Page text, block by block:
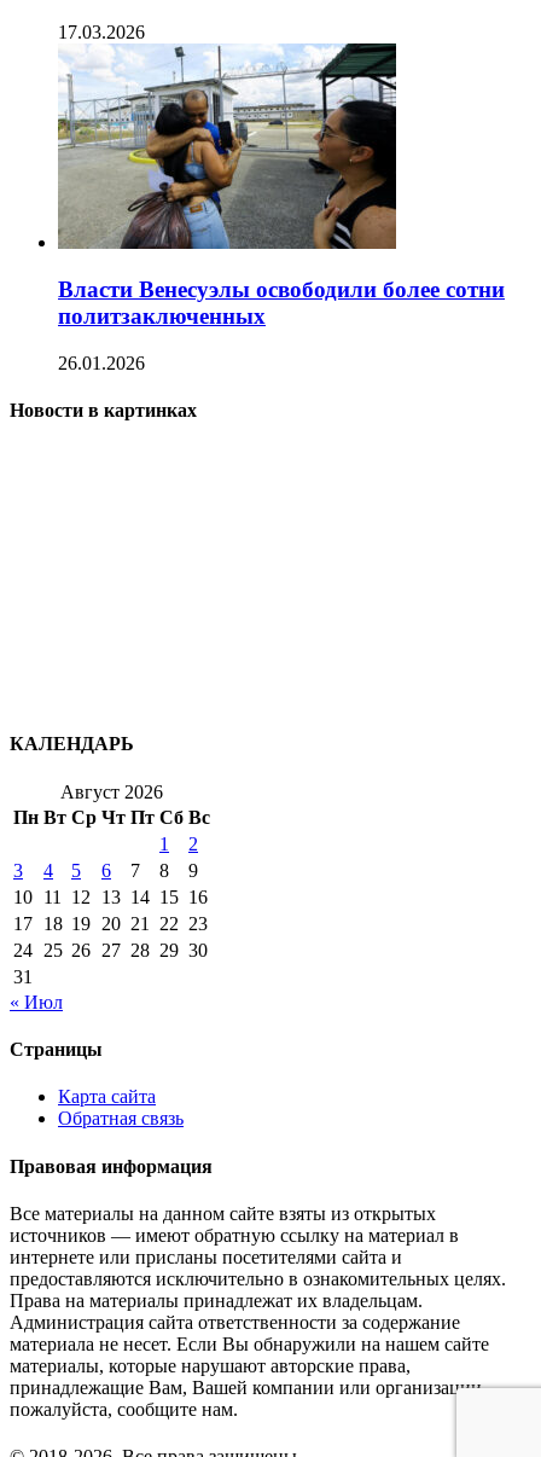
17.03.2026
Власти Венесуэлы освободили более сотни
политзаключенных
26.01.2026
Новости в картинках
КАЛЕНДАРЬ
Август 2026
Пн Вт Ср Чт Пт Сб Вс
1
2
3
4 5 6 7 8
9
10 11 12 13 14 15 16
17 18 19 20 21 22 23
24 25 26 27 28 29 30
31
« Июл
Страницы
Карта сайта
Обратная связь
Правовая информация
Все материалы на данном сайте взяты из открытых
источников — имеют обратную ссылку на материал в
интернете или присланы посетителями сайта и
предоставляются исключительно в ознакомительных целях.
Права на материалы принадлежат их владельцам.
Администрация сайта ответственности за содержание
материала не несет. Если Вы обнаружили на нашем сайте
материалы, которые нарушают авторские права,
принадлежащие Вам, Вашей компании или организации,
пожалуйста, сообщите нам.